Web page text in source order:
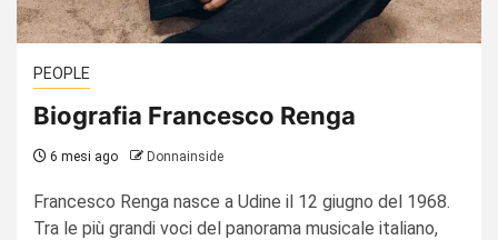
PEOPLE
Biografia Francesco Renga
6 mesi ago Donnainside
Francesco Renga nasce a Udine il 12 giugno del 1968.
Tra le più grandi voci del panorama musicale italiano,